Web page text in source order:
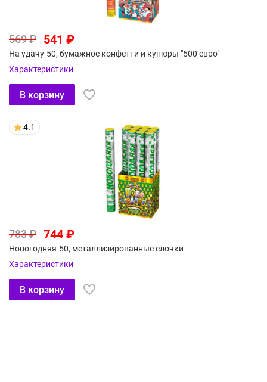
569 ₽ 541 ₽
На удачу-50, бумажное конфетти и купюры "500 евро"
Характеристики
В корзину
4.1
783 ₽ 744 ₽
Новогодняя-50, металлизированные елочки
Характеристики
В корзину